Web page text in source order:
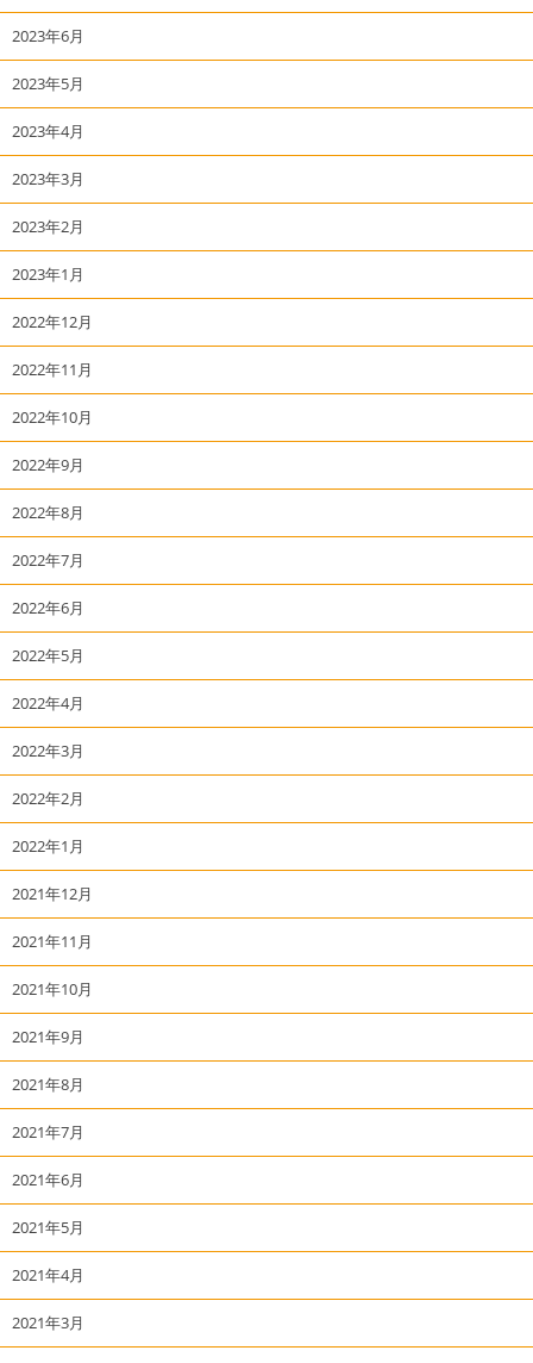
2023年6月
2023年5月
2023年4月
2023年3月
2023年2月
2023年1月
2022年12月
2022年11月
2022年10月
2022年9月
2022年8月
2022年7月
2022年6月
2022年5月
2022年4月
2022年3月
2022年2月
2022年1月
2021年12月
2021年11月
2021年10月
2021年9月
2021年8月
2021年7月
2021年6月
2021年5月
2021年4月
2021年3月